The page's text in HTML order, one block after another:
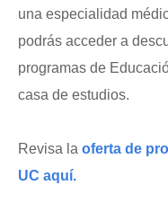
una especialidad
podrás acceder a
programas de
casa de estudios.
Revisa la oferta de
UC aquí.